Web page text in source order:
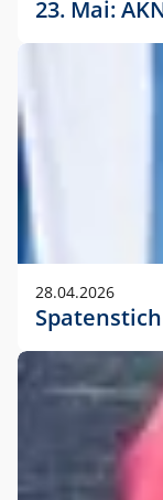
23. Mai:
28.04.2026